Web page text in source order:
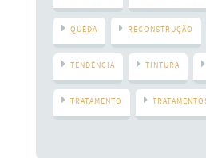
QUEDA RECONSTRUÇÃO
TENDÊNCIA TINTURA
TRATAMENTO